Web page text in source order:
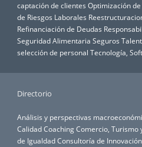
captación de clientes Optimización
de Riesgos Laborales
Refinanciación de Deudas
Seguridad Alimentaria Seguros
selección de personal Tecnología,
Directorio
Análisis y perspectivas
CalidadCoachingComercio, Turismo
de IgualdadConsultoría de Innovación